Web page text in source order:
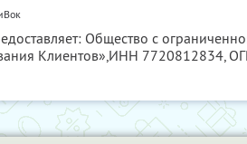
Общество с
Клиентов»,ИНН 7720812834,